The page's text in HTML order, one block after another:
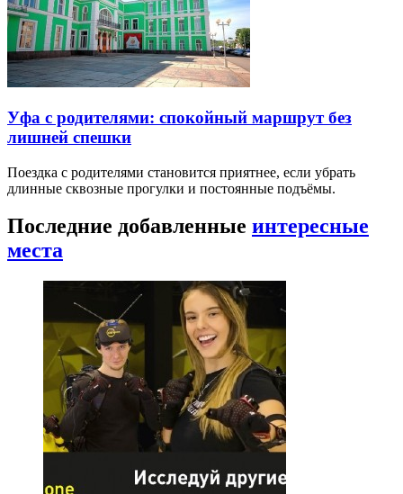
Уфа с родителями: спокойный маршрут без
лишней спешки
Поездка с родителями становится приятнее, если убрать
длинные сквозные прогулки и постоянные подъёмы.
Последние добавленные интересные
места